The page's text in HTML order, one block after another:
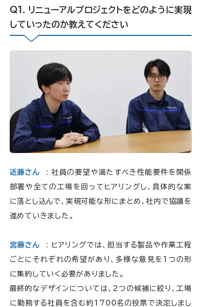
リニューアルプロジェクトをどのように実現
していったのか教えてください
近藤さん
: 社員の要望や満たすべき性能要件を関係
部署や全ての工場を回ってヒアリングし、具体的な案
に落とし込んで、実現可能な形にまとめ、社内で協議を
進めていきました。
宮藤さん
: ヒアリングでは、担当する製品や作業工程
ごとにそれぞれの希望があり、多様な意見を1つの形
に集約していく必要がありました。
最終的なデザインについては、2つの候補に絞り、工場
に勤務する社員を含む約1700名の投票で決定しまし